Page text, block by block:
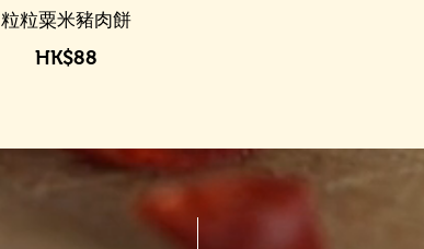
粒粒粟米豬肉餅
HK$88